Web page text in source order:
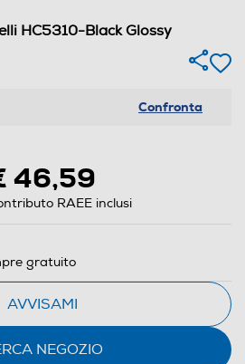
HC5310-Black Glossy
Confronta
46,59
RAEE inclusi
gratuito
AVVISAMI
NEGOZIO